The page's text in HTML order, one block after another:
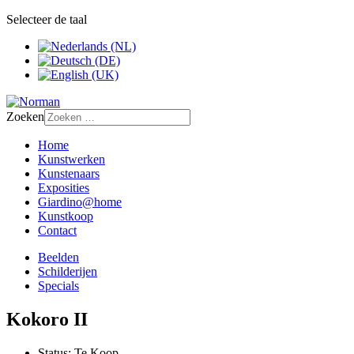
Selecteer de taal
Zoeken
Home
Kunstwerken
Kunstenaars
Exposities
Giardino@home
Kunstkoop
Contact
Beelden
Schilderijen
Specials
Kokoro II